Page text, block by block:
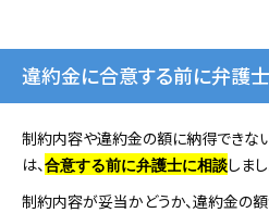
違約金に合意する前に弁護
制約内容や違約金の額に納得できな
は、 合意する前に弁護士に相談しまし
制約内容が妥当かどうか、違約金の